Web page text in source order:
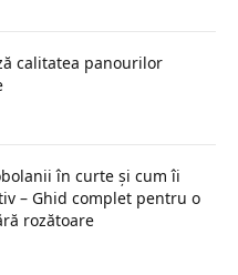
calitatea panourilor
în curte și cum îi
– Ghid complet pentru o
rozătoare